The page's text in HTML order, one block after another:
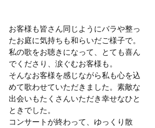
お客様も皆さん同じようにバラや整っ
たお庭に気持ちも和らいだご様子で。
私の歌をお聴きになって、とても喜ん
でくださり、涙ぐむお客様も。
そんなお客様を感じながら私も心を込
めて歌わせていただきました。素敵な
出会いもたくさんいただき幸せなひと
ときでした。
コンサートが終わって、ゆっくり散